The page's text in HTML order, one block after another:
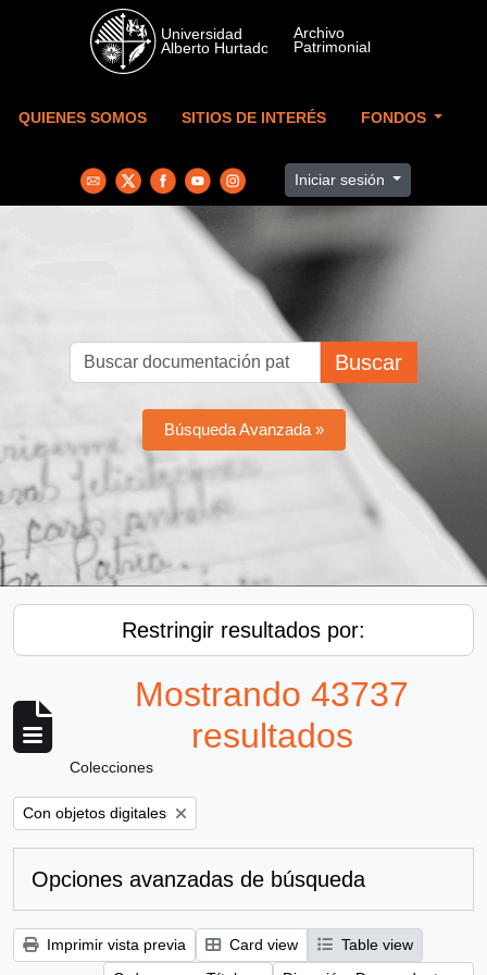
Skip to main content
QUIENES SOMOS SITIOS DE INTERÉS FONDOS
Iniciar sesión
Buscar
Búsqueda Avanzada »
Restringir resultados por:
Mostrando 43737
resultados
Colecciones
Remove filter:
Con objetos digitales
Opciones avanzadas de búsqueda
Imprimir vista previa Card view
Table view